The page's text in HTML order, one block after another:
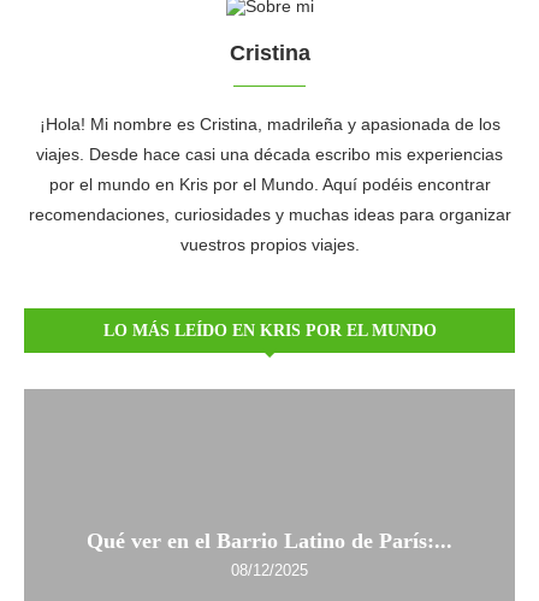
Cristina
¡Hola! Mi nombre es Cristina, madrileña y apasionada de los
viajes. Desde hace casi una década escribo mis experiencias
por el mundo en Kris por el Mundo. Aquí podéis encontrar
recomendaciones, curiosidades y muchas ideas para organizar
vuestros propios viajes.
LO MÁS LEÍDO EN KRIS POR EL MUNDO
Qué ver en el Barrio Latino de París:...
08/12/2025